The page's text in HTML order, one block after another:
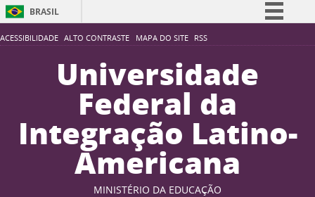
ACESSIBILIDADE ALTO CONTRASTE MAPA DO SITE RSS
BRASIL
Simplifique!
Participe
Acesso à informação
Legislação
Canais
Universidade
Federal da
Integração Latino-
Americana
MINISTÉRIO DA EDUCAÇÃO